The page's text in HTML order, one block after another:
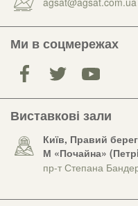
Ми в соцмережах
Виставкові зали
Київ, Правий
М «Почайна»
пр-т Степана